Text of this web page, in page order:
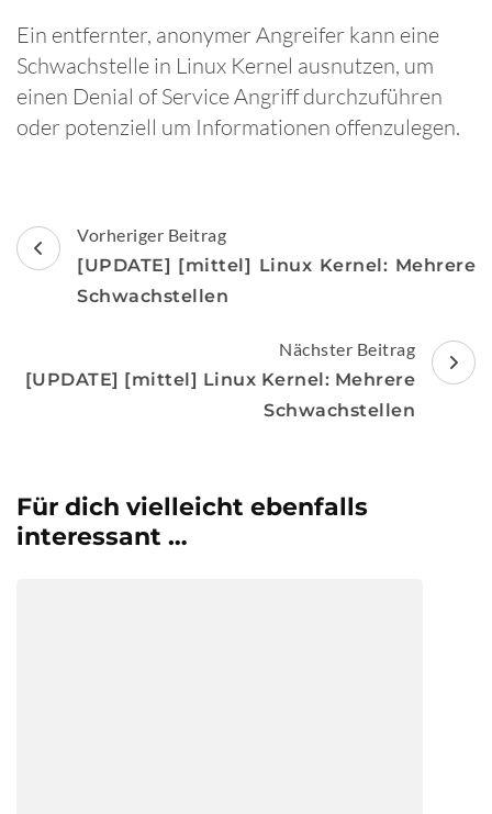
Ein entfernter, anonymer Angreifer kann eine
Schwachstelle in Linux Kernel ausnutzen, um
einen Denial of Service Angriff durchzuführen
oder potenziell um Informationen offenzulegen.
Beitragsnavigation
Vorheriger Beitrag
[UPDATE] [mittel] Linux Kernel: Mehrere
Schwachstellen
Nächster Beitrag
[UPDATE] [mittel] Linux Kernel: Mehrere
Schwachstellen
Für dich vielleicht ebenfalls
interessant …